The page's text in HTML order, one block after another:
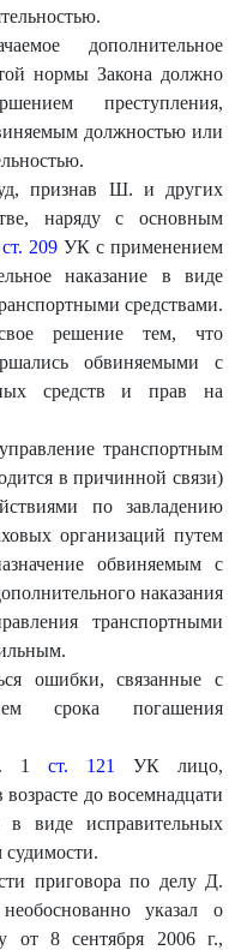
дополнительное
нормы Закона должно
преступления,
должностью или
признав Ш. и других
наряду с основным
ст. 209УК с применением
наказание в виде
средствами.
решение тем, что
обвиняемыми с
средств и прав на
транспортным
в причинной связи)
по завладению
организаций путем
обвиняемым с
наказания
транспортными
ошибки, связанные с
срока погашения
ч. 1ст. 121
УК лицо,
до восемнадцати
виде исправительных
приговора по делу Д.
указал о
от 8 сентября 2006 г.,